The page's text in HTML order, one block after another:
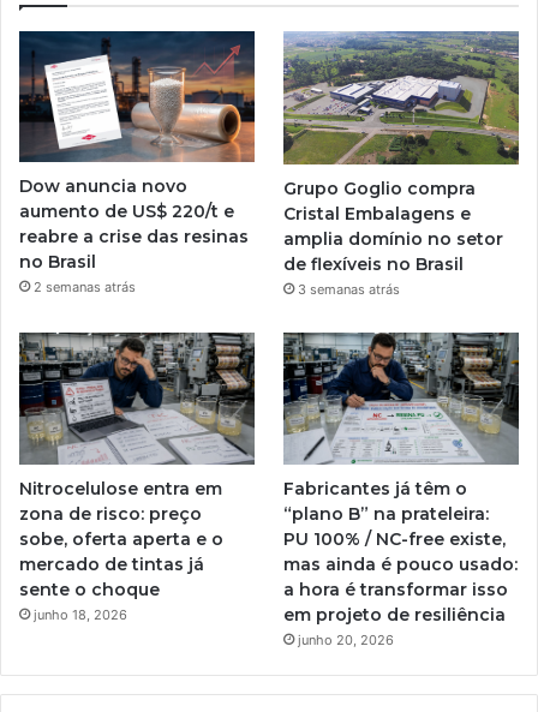
Dow anuncia novo
aumento de US$ 220/t e
reabre a crise das resinas
no Brasil
2 semanas atrás
Grupo Goglio compra
Cristal Embalagens e
amplia domínio no setor
de flexíveis no Brasil
3 semanas atrás
Nitrocelulose entra em
zona de risco: preço
sobe, oferta aperta e o
mercado de tintas já
sente o choque
junho 18, 2026
Fabricantes já têm o
“plano B” na prateleira:
PU 100% / NC-free existe,
mas ainda é pouco usado:
a hora é transformar isso
em projeto de resiliência
junho 20, 2026